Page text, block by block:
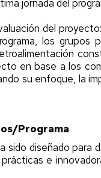
jornada del
del
los grupos
en base a los
su enfoque, la
Programa
sido diseñado
e